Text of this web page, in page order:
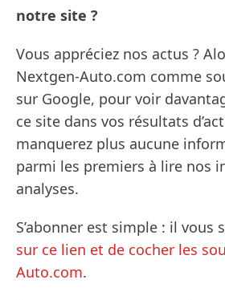
notre site ?
Vous appréciez nos actus ?
Nextgen-Auto.com comme
sur Google, pour voir
ce site dans vos résultats
manquerez plus aucune
parmi les premiers à lire nos
analyses.
S’abonner est simple : il vous
sur ce lien et de cocher les
Auto.com.